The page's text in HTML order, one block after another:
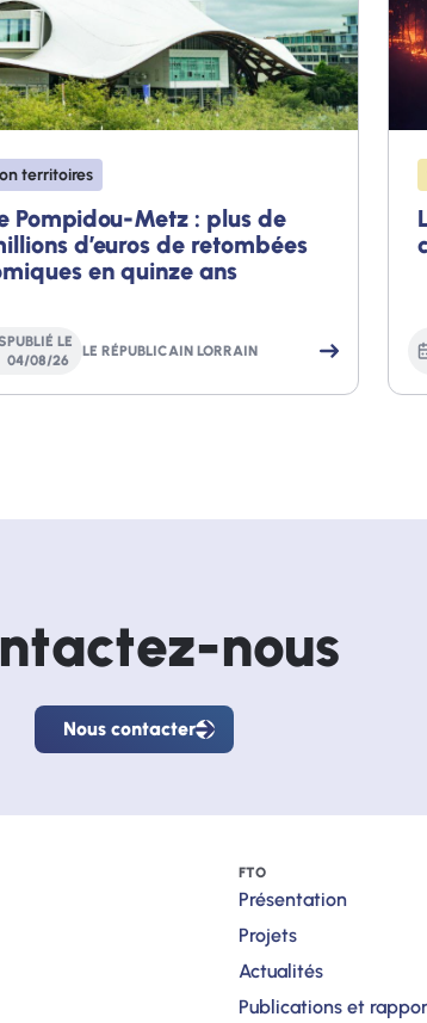
territoires
Pompidou-Metz : plus de
d’euros de retombées
en quinze ans
PUBLIÉ LE
04/08/26
LE RÉPUBLICAIN LORRAIN
nous
Nous
contacter
Nous contacter
FTO
Présentation
Projets
Actualités
Publications et